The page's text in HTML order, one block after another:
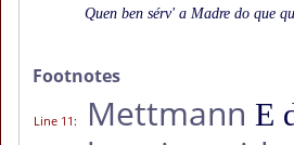
Quen ben sérv' a Madre do que
Footnotes
Line 11: Mettmann E